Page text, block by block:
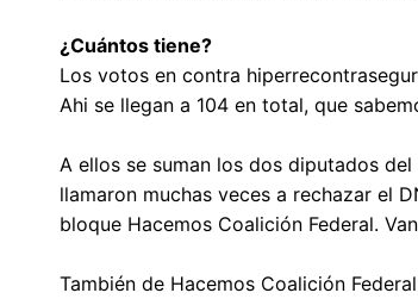
¿Cuántos tiene?
Los votos en contra
Ahi se llegan a 104 en total, que
A ellos se suman los dos diputados
llamaron muchas veces a rechazar el
bloque Hacemos Coalición Federal.
También de Hacemos Coalición